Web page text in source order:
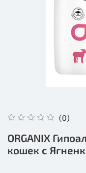
(0)
ORGANIX
кошек с